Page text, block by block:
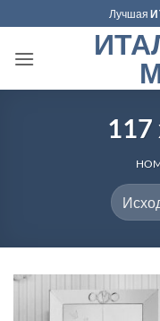
to
content
Лучшая
117